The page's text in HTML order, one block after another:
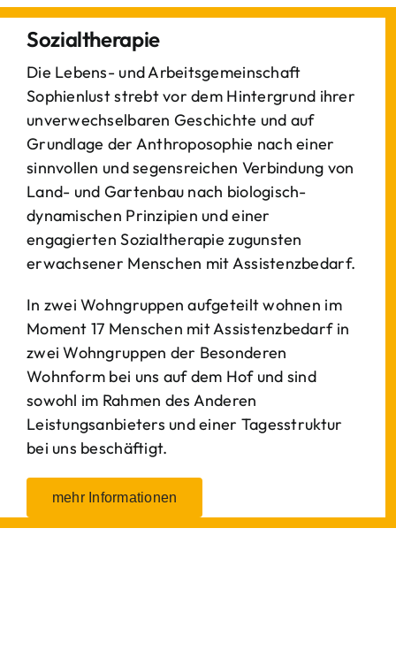
Sozialtherapie
Die Lebens- und Arbeitsgemeinschaft
Sophienlust strebt vor dem Hintergrund ihrer
unverwechselbaren Geschichte und auf
Grundlage der Anthroposophie nach einer
sinnvollen und segensreichen Verbindung von
Land- und Gartenbau nach biologisch-
dynamischen Prinzipien und einer
engagierten Sozialtherapie zugunsten
erwachsener Menschen mit Assistenzbedarf.
In zwei Wohngruppen aufgeteilt wohnen im
Moment 17 Menschen mit Assistenzbedarf in
zwei Wohngruppen der Besonderen
Wohnform bei uns auf dem Hof und sind
sowohl im Rahmen des Anderen
Leistungsanbieters und einer Tagesstruktur
bei uns beschäftigt.
mehr Informationen